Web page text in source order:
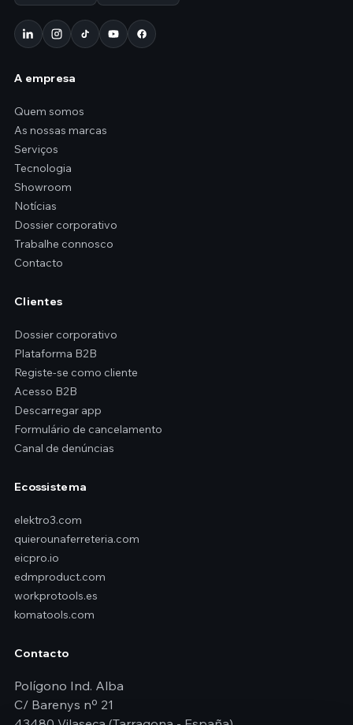
A empresa
Quem somos
As nossas marcas
Serviços
Tecnologia
Showroom
Notícias
Dossier corporativo
Trabalhe connosco
Contacto
Clientes
Dossier corporativo
Plataforma B2B
Registe-se como cliente
Acesso B2B
Descarregar app
Formulário de cancelamento
Canal de denúncias
Ecossistema
elektro3.com
quierounaferreteria.com
eicpro.io
edmproduct.com
workprotools.es
komatools.com
Contacto
Polígono Ind. Alba
C/ Barenys nº 21